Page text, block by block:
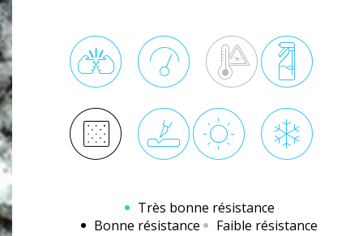
Très bonne résistance
Bonne résistance
Faible résistance